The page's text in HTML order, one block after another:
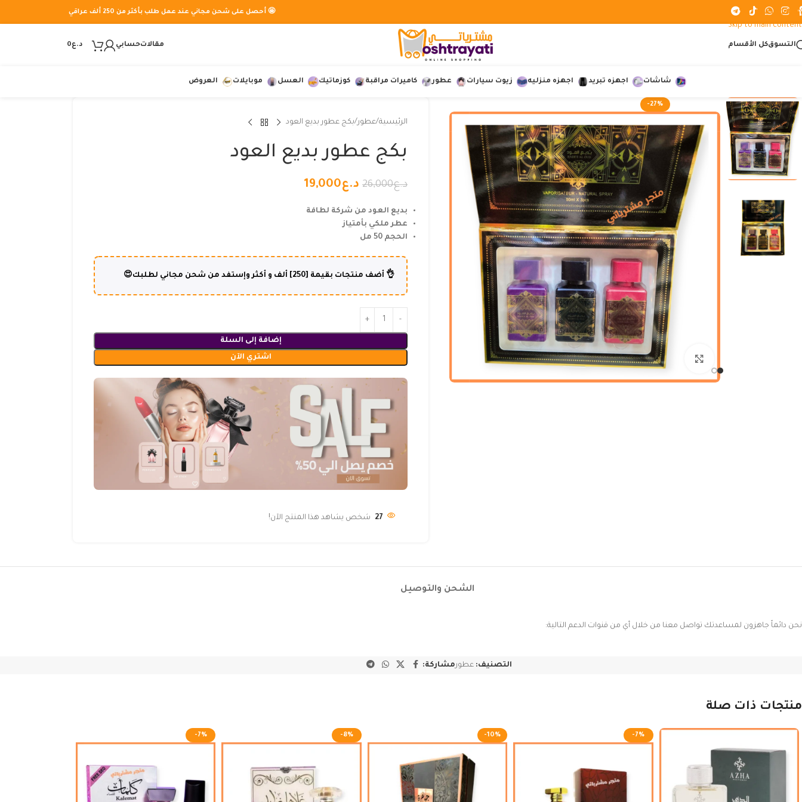
Skip to navigation
Skip to main content
🤩 أحصل على شحن مجاني عند عمل طلب بأكثر من 250 ألف عراقي
التسوقكل الأقسام مقالاتحسابي د.ع0
شاشات اجهزه تبريد اجهزه منزليه زيوت سيارات عطور كاميرات مراقبة كوزماتيك العسل موبايلات العروض
-27%
Click to enlarge
الرئيسية عطور بكج عطور بديع العود
بكج عطور بديع العود
د.ع26,000 د.ع19,000
بديع العود من شركة لطافة
عطر ملكي بأمتياز
الحجم 50 مل
👌 أضف منتجات بقيمة [250] ألف و أكثر وإستفد من شحن مجاني لطلبك😍
إضافة إلى السلة
اشتري الآن
27 شخص يشاهد هذا المنتج الآن!
الشحن والتوصيل
نحن دائماً جاهزون لمساعدتك تواصل معنا من خلال أي من قنوات الدعم التالية:
التصنيف: عطورمشاركة:
منتجات ذات صلة
-7%
-10%
-8%
-7%